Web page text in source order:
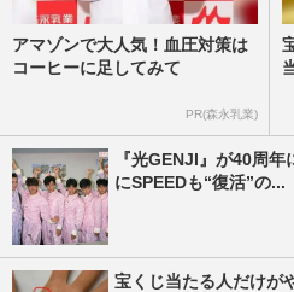
アマゾンで大人気！血圧対策は
コーヒーに足してみて
PR(森永乳業)
『光GENJI』が40周
にSPEEDも“復活”の...
宝くじ当たる人だけが